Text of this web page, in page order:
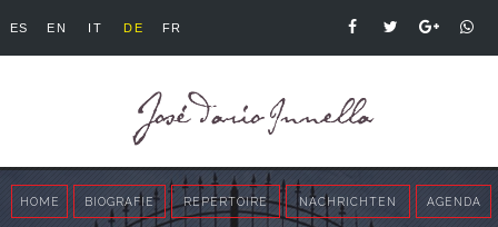
ES EN IT DE FR
HOME BIOGRAFIE REPERTOIRE NACHRICHTEN AGENDA